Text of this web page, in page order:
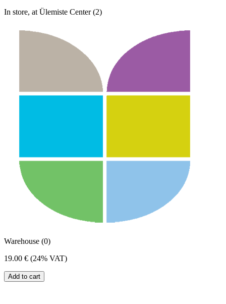
In store, at Ülemiste Center (2)
Warehouse (0)
19.00 € (24% VAT)
Add to cart